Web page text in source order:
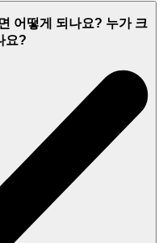
어떻게 되나요? 누가 크
요?